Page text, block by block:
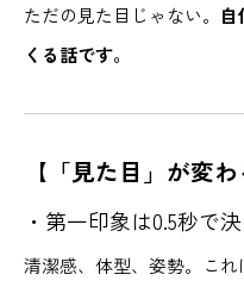
ただの見た目じゃない。
くる話です。
【「見た目」が変
・第一印象は0.5秒で
清潔感、体型、姿勢。これ